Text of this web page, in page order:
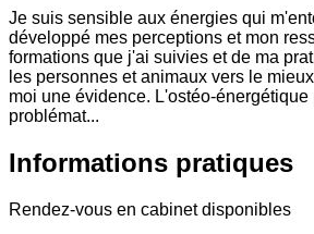
Je suis sensible aux énergies qui
développé mes perceptions et mon
formations que j'ai suivies et de ma
les personnes et animaux vers le
moi une évidence. L'ostéo-énergétique
problémat...
Informations pratiques
Rendez-vous en cabinet disponibles